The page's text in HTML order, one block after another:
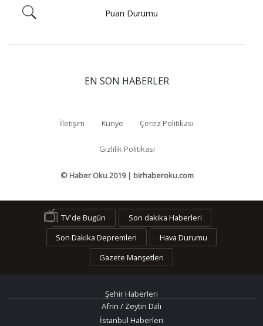
Puan Durumu
EN SON HABERLER
İletişim Künye Çerez Politikası
Gizlilik Politikası
© Haber Oku 2019 | birhaberoku.com
TV'de Bugün
Son dakika Haberleri
Son Dakika Depremleri
Hava Durumu
Gazete Manşetleri
Şehir Haberleri
Afrin / Zeytin Dalı
İstanbul Haberleri